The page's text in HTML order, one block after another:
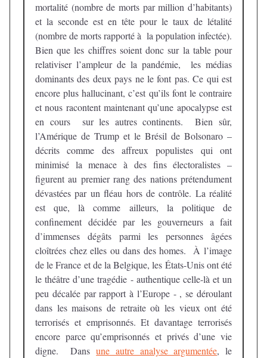
mortalité (nombre de morts par million d’habitants)
et la seconde est en tête pour le taux de létalité
(nombre de morts rapporté à la population infectée).
Bien que les chiffres soient donc sur la table pour
relativiser l’ampleur de la pandémie, les médias
dominants des deux pays ne le font pas. Ce qui est
encore plus hallucinant, c’est qu’ils font le contraire
et nous racontent maintenant qu’une apocalypse est
en cours sur les autres continents. Bien sûr,
l’Amérique de Trump et le Brésil de Bolsonaro –
décrits comme des affreux populistes qui ont
minimisé la menace à des fins électoralistes –
figurent au premier rang des nations prétendument
dévastées par un fléau hors de contrôle. La réalité
est que, là comme ailleurs, la politique de
confinement décidée par les gouverneurs a fait
d’immenses dégâts parmi les personnes âgées
cloîtrées chez elles ou dans des homes. À l’image
de le France et de la Belgique, les États-Unis ont été
le théâtre d’une tragédie - authentique celle-là et un
peu décalée par rapport à l’Europe - , se déroulant
dans les maisons de retraite où les vieux ont été
terrorisés et emprisonnés. Et davantage terrorisés
encore parce qu’emprisonnés et privés d’une vie
digne. Dansune autre analyse argumentée, le